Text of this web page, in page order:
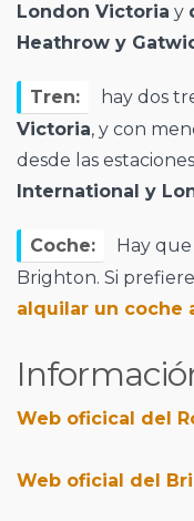
London Victoria y
Heathrow y
Tren: hay dos
Victoria, y con
desde las estaciones
International y
Coche: Hay
Brighton. Si
alquilar un coche
Web oficical del
Web oficial del